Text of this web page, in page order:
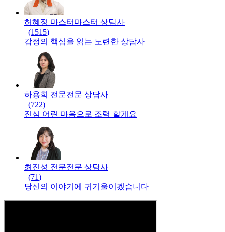
허혜정 마스터 마스터 상담사
(1515)
감정의 핵심을 읽는 노련한 상담사
하용희 전문전문 상담사
(722)
진심 어린 마음으로 조력 할게요
최진성 전문전문 상담사
(71)
당신의 이야기에 귀기울이겠습니다